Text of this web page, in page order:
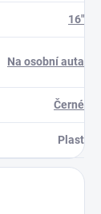
16"
Na osobní auta
Černé
Plast